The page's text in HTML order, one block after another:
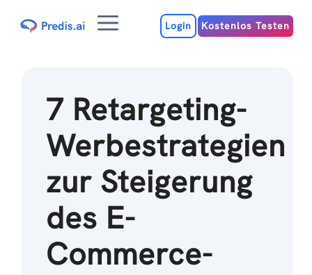
Inhalt
MenuLogin Kostenlos Testen
7 Retargeting-
Werbestrategien
zur Steigerung
des E-
Commerce-